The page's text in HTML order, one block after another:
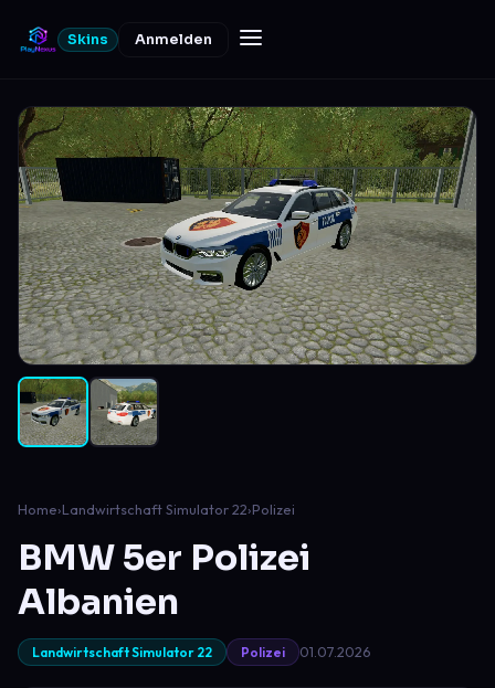
Skins Anmelden
Home›Landwirtschaft Simulator 22›Polizei
BMW 5er Polizei
Albanien
Landwirtschaft Simulator 22 Polizei 01.07.2026